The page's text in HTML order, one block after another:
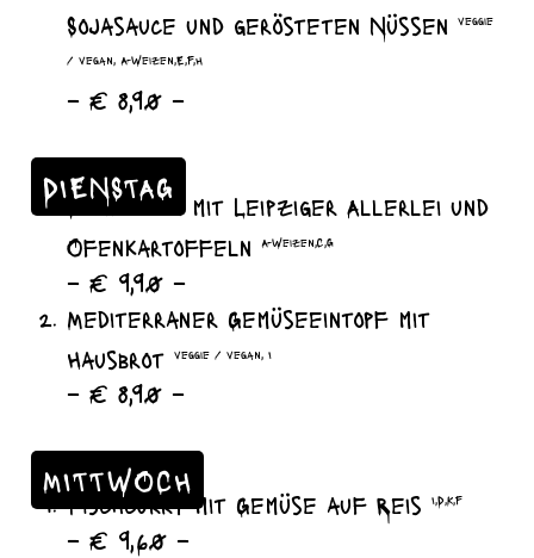
Sojasauce und gerösteten Nüssen
veggie
/ vegan, A-Weizen,E,F,H
– € 8,90 –
DIENSTAG
Bouletten mit Leipziger Allerlei und
Ofenkartoffeln
A-Weizen,C,G
– € 9,90 –
Mediterraner Gemüseeintopf mit
Hausbrot
veggie / vegan, I
– € 8,90 –
MITTWOCH
Fischcurry mit Gemüse auf Reis I,D,K,F
– € 9,60 –